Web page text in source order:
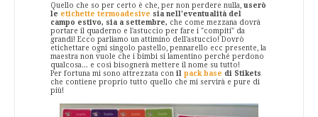
Quello che so per certo è che, per non perdere nulla, userò
le etichette termoadesive sia nell'eventualità del
campo estivo, sia a settembre, che come mezzana dovrà
portare il quaderno e l'astuccio per fare i "compiti" da
grandi! Ecco parliamo un attimino dell'astuccio! Dovrò
etichettare ogni singolo pastello, pennarello ecc presente, la
maestra non vuole che i bimbi si lamentino perché perdono
qualcosa... e così bisognerà mettere il nome su tutto!
Per fortuna mi sono attrezzata con il pack base di Stikets
che contiene proprio tutto quello che mi servirà e pure di
più!